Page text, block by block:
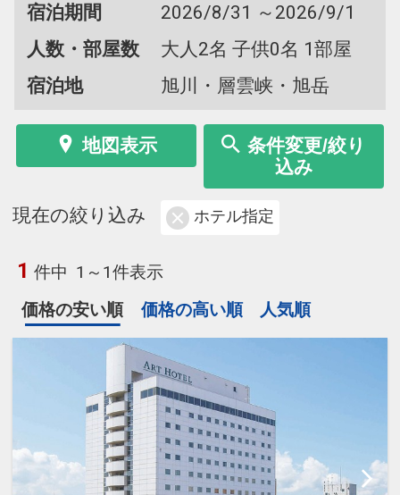
宿泊期間
2026/8/31 ～2026/9/1
人数・部屋数
大人2名 子供0名 1部屋
宿泊地
旭川・層雲峡・旭岳
地図表示
条件変更/絞り
込み
現在の絞り込み ホテル指定
1 件中 1～1件表示
価格の安い順
価格の高い順 人気順